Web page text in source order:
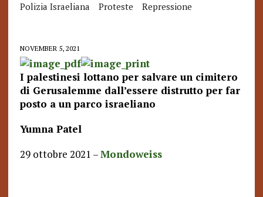
Polizia Israeliana
Proteste Repressione
NOVEMBER 5, 2021
I palestinesi lottano per salvare un cimitero
di Gerusalemme dall’essere distrutto per far
posto a un parco israeliano
Yumna Patel
29 ottobre 2021 –Mondoweiss